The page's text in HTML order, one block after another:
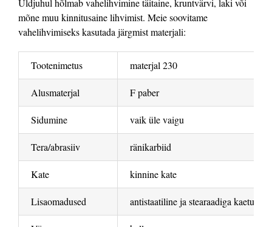
mõne muu kinnitusaine lihvimist. Meie soovitame
vahelihvimiseks kasutada järgmist materjali:
Tootenimetus materjal 230
Alusmaterjal F paber
Sidumine vaik üle vaigu
Tera/abrasiiv ränikarbiid
Kate kinnine kate
Lisaomadused antistaatiline ja stearaadiga kaetud